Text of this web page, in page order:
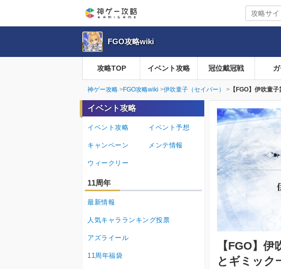
FGO攻略wiki
攻略TOP イベント攻略 冠位戴冠戦
神ゲー攻略 FGO攻略wiki 伊吹童子（セイバー） 【FGO】伊吹童
【FGO】 伊
とギミック
イベント攻略
イベント攻略 イベント予想
キャンペーン メンテ情報
ウィークリー
11周年
最新情報
人気キャラランキング投票
アズライール
11周年福袋